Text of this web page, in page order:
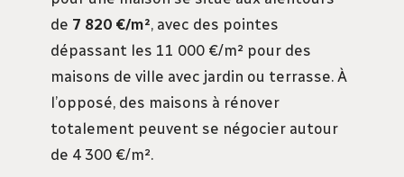
de 7 820 €/m², avec des pointes
dépassant les 11 000 €/m² pour des
maisons de ville avec jardin ou terrasse. À
l’opposé, des maisons à rénover
totalement peuvent se négocier autour
de 4 300 €/m².